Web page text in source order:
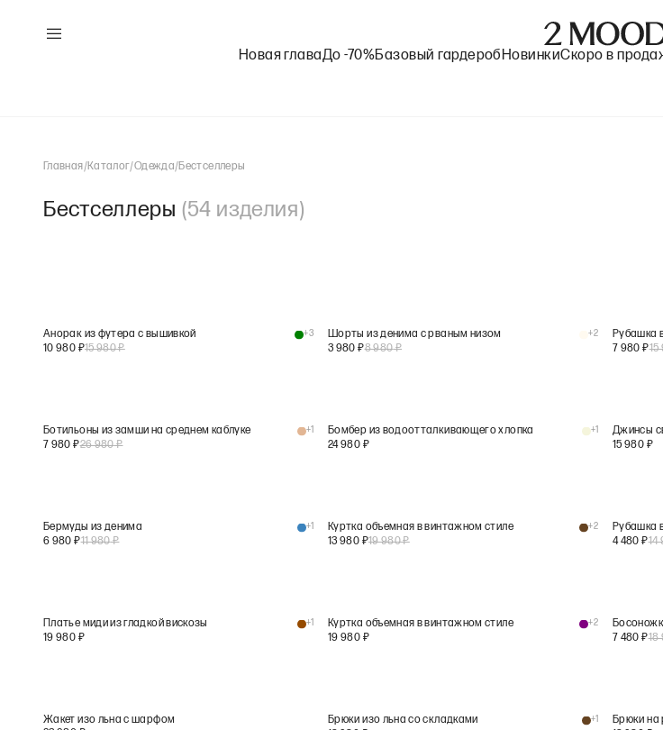
Новая главаДо -70%Базовый гардероб НовинкиСкоро в
Главная/Каталог/Одежда/Бестселлеры
Бестселлеры (54 изделия)
Анорак из футера с вышивкой
10 980 ₽15 980₽
+3
Шорты из денима с рваным низом
3 980 ₽8 980₽
+2
Рубашка
7 980 ₽15
Ботильоны из замши на среднем каблуке
7 980 ₽26 980₽
+1
Бомбер из водоотталкивающего хлопка
24 980 ₽
+1
Джинсы
15 980 ₽
Бермуды из денима
6 980 ₽11 980₽
+1
Куртка объемная в винтажном стиле
13 980 ₽19 980₽
+2
Рубашка
4 480 ₽14
Платье миди из гладкой вискозы
19 980 ₽
+1
Куртка объемная в винтажном стиле
19 980 ₽
+2
7 480 ₽18
Жакет изо льна с шарфом
Брюки изо льна со складками
+1
Брюки на